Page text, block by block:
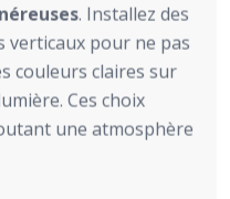
. Installez des
verticaux pour ne pas
couleurs claires sur
Ces choix
une atmosphère